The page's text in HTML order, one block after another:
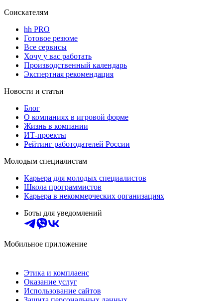
Соискателям
hh PRO
Готовое резюме
Все сервисы
Хочу у вас работать
Производственный календарь
Экспертная рекомендация
Новости и статьи
Блог
О компаниях в игровой форме
Жизнь в компании
ИТ-проекты
Рейтинг работодателей России
Молодым специалистам
Карьера для молодых специалистов
Школа программистов
Карьера в некоммерческих организациях
Боты для уведомлений
Мобильное приложение
Этика и комплаенс
Оказание услуг
Использование сайтов